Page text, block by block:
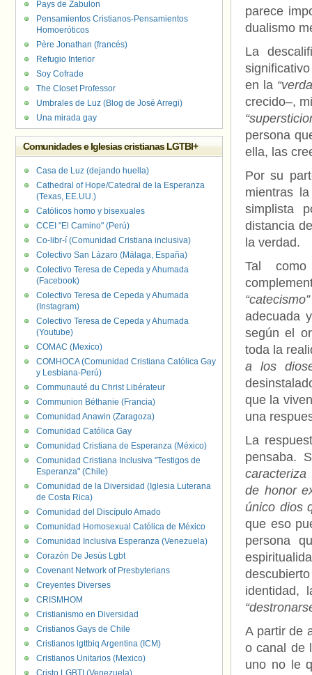
parece
dualismo
La
en la
crecido–,
persona
ella, las
Por su
mientras
simplista
distancia
la verdad.
Tal
“catecismo”
adecuada
según el
toda la
a los
que la
una
La
pensaba.
caracteriza
de honor
único dios
que eso
persona
identidad,
A partir de
o canal de
uno no le
Pays de Zabulon
Pensamientos Cristianos-Pensamientos
Homoeróticos
Père Jonathan (francés)
Refugio Interior
Soy Cofrade
The Closet Professor
Umbrales de Luz (Blog de José Arregi)
Una mirada gay
Comunidades e Iglesias cristianas LGTBI+
Casa de Luz (dejando huella)
Cathedral of Hope/Catedral de la Esperanza
(Texas, EE.UU.)
Católicos homo y bisexuales
CCEI "El Camino" (Perú)
Co-libr-í (Comunidad Cristiana inclusiva)
Colectivo San Lázaro (Málaga, España)
Colectivo Teresa de Cepeda y Ahumada
(Facebook)
Colectivo Teresa de Cepeda y Ahumada
(Instagram)
Colectivo Teresa de Cepeda y Ahumada
(Youtube)
COMAC (Mexico)
COMHOCA (Comunidad Cristiana Católica Gay
y Lesbiana-Perú)
Communauté du Christ Libérateur
Communion Béthanie (Francia)
Comunidad Anawin (Zaragoza)
Comunidad Católica Gay
Comunidad Cristiana de Esperanza (México)
Comunidad Cristiana Inclusiva "Testigos de
Esperanza" (Chile)
Comunidad de la Diversidad (Iglesia Luterana
de Costa Rica)
Comunidad del Discípulo Amado
Comunidad Homosexual Católica de México
Comunidad Inclusiva Esperanza (Venezuela)
Corazón De Jesús Lgbt
Covenant Network of Presbyterians
Creyentes Diverses
CRISMHOM
Cristianismo en Diversidad
Cristianos Gays de Chile
Cristianos lgttbiq Argentina (ICM)
Cristianos Unitarios (Mexico)
Cristo LGBTI (Venezuela)